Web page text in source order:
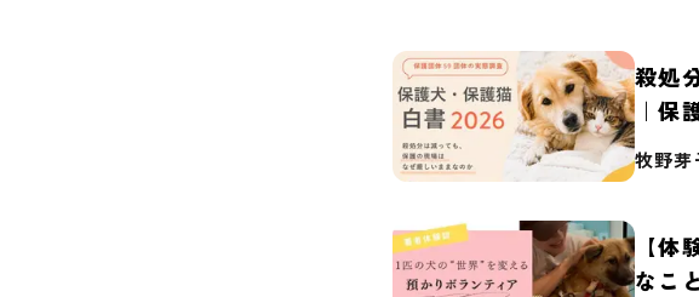
殺処
｜保
2026】
牧野芽
【
なこ